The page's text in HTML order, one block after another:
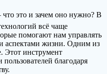
это и зачем оно нужно? В
всё чаще
помогают нам управлять
аспектами жизни. Одним из
Этот инструмент
пользователей благодаря